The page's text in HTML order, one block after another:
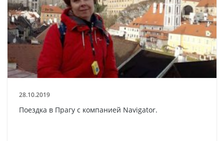
28.10.2019
Поездка в Прагу с компанией Navigator.